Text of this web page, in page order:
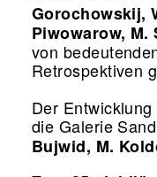
Gorochowskij,
Piwowarow,
von
Retrospektiven
Der
die Galerie
Bujwid, M.